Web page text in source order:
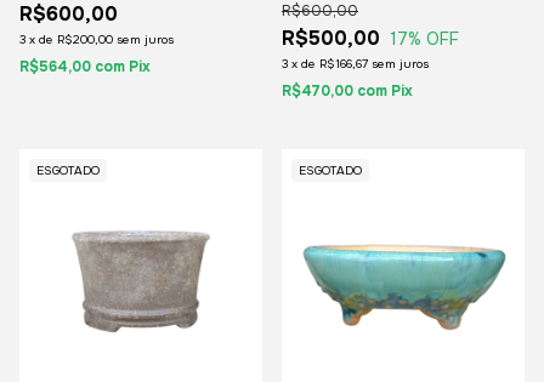
R$600,00
3 x de R$200,00 sem juros
R$564,00 com Pix
R$500,00
R$600,00
17% OFF
3 x de R$166,67 sem juros
R$470,00 com Pix
ESGOTADO ESGOTADO